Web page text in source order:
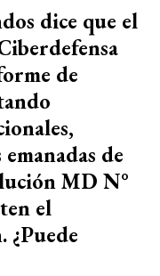
dice que el
de
de
MD N°
el
¿Puede